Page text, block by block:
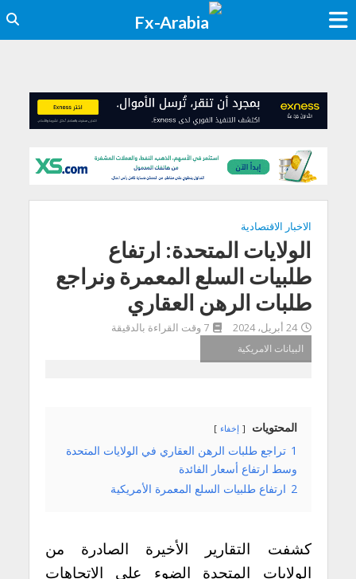
الاخبار الاقتصادية
الولايات المتحدة: ارتفاع
طلبيات السلع المعمرة ونراجع
طلبات الرهن العقاري
24 أبريل، 2024
7 وقت القراءة بالدقيقة
البيانات الامريكية
المحتويات إخفاء
1 تراجع طلبات الرهن العقاري في الولايات المتحدة
وسط ارتفاع أسعار الفائدة
2 ارتفاع طلبيات السلع المعمرة الأمريكية
كشفت التقارير الأخيرة الصادرة من
الولايات المتحدة الضوء على الاتجاهات